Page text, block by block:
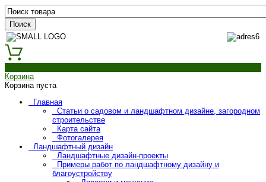
Корзина
Корзина пуста
Главная
Статьи о садовом и ландшафтном дизайне, загородном
строительстве
Карта сайта
Фотогалерея
Ландшафтный дизайн
Ландшафтные дизайн-проекты
Примеры работ по ландшафтному дизайну и
благоустройству